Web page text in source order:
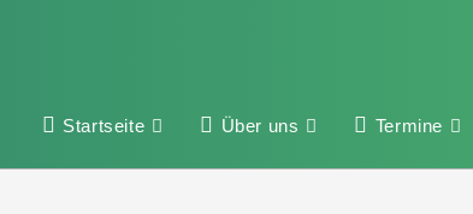
Startseite Über uns Termine